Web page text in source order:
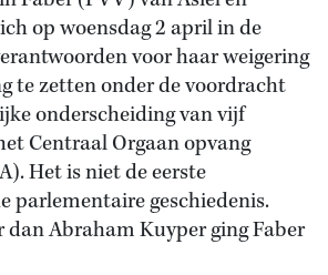
op woensdag 2 april in de
voor haar weigering
te zetten onder de voordracht
onderscheiding van vijf
Centraal Orgaan opvang
Het is niet de eerste
parlementaire geschiedenis.
Abraham Kuyper ging Faber